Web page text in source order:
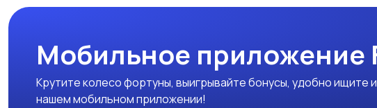
Мобильное приложение
Крутите колесо фортуны, выигрывайте бонусы, удобно ищите
нашем мобильном приложении!